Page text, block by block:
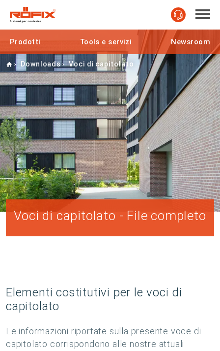
Prodotti Tools e servizi Newsroom
Home
Downloads Voci di capitolato
Voci di capitolato - File completo
Elementi costitutivi per le voci di
capitolato
Le informazioni riportate sulla presente voce di
capitolato corrispondono alle nostre attuali